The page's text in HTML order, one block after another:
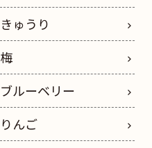
きゅうり
梅
ブルーベリー
りんご